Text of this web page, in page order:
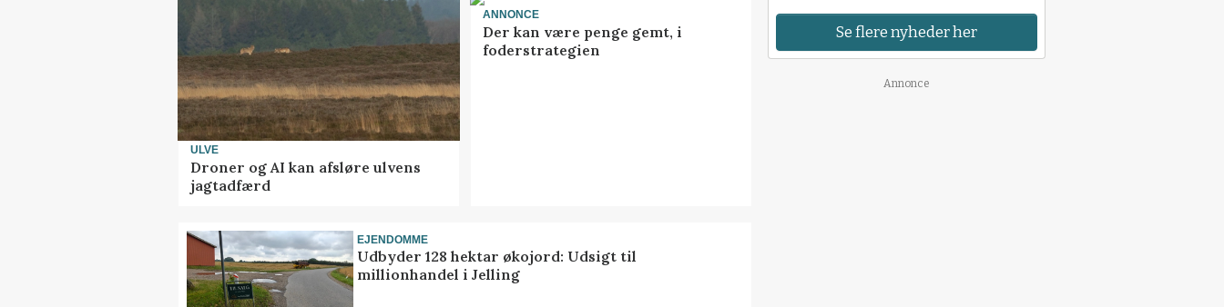
ULVE
Droner og AI kan afsløre ulvens
jagtadfærd
ANNONCE
Der kan være penge gemt, i
foderstrategien
EJENDOMME
Udbyder 128 hektar økojord: Udsigt til
millionhandel i Jelling
Se flere nyheder her
Annonce